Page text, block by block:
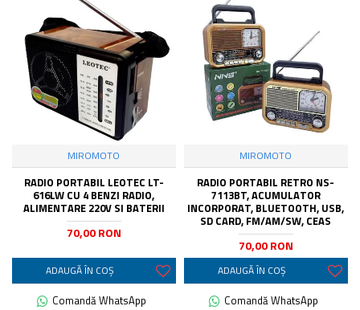
MIROMOTO
RADIO PORTABIL LEOTEC LT-
616LW CU 4 BENZI RADIO,
ALIMENTARE 220V SI BATERII
70,00 RON
ADAUGĂ ÎN COŞ
Comandă WhatsApp
MIROMOTO
RADIO PORTABIL RETRO NS-
7113BT, ACUMULATOR
INCORPORAT, BLUETOOTH, USB,
SD CARD, FM/AM/SW, CEAS
70,00 RON
ADAUGĂ ÎN COŞ
Comandă WhatsApp